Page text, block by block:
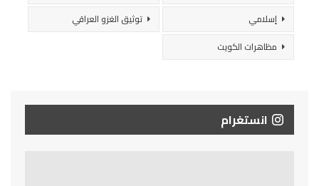
إسلامي
توثيق الغزو العراقي
مظاهرات الكويت
انستغرام